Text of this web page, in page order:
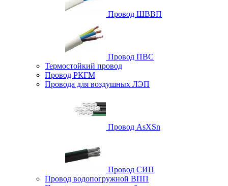
Провод ШВВП
Провод ПВС
Термостойкий провод
Провод РКГМ
Провода для воздушных ЛЭП
Провод AsXSn
Провод СИП
Провод водопогружной ВПП